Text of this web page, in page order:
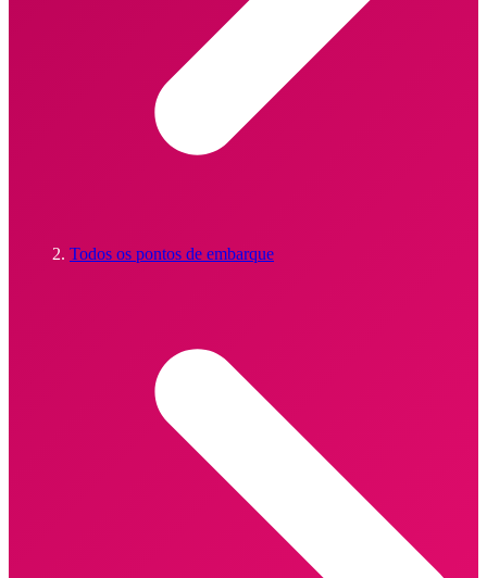
Todos os pontos de embarque